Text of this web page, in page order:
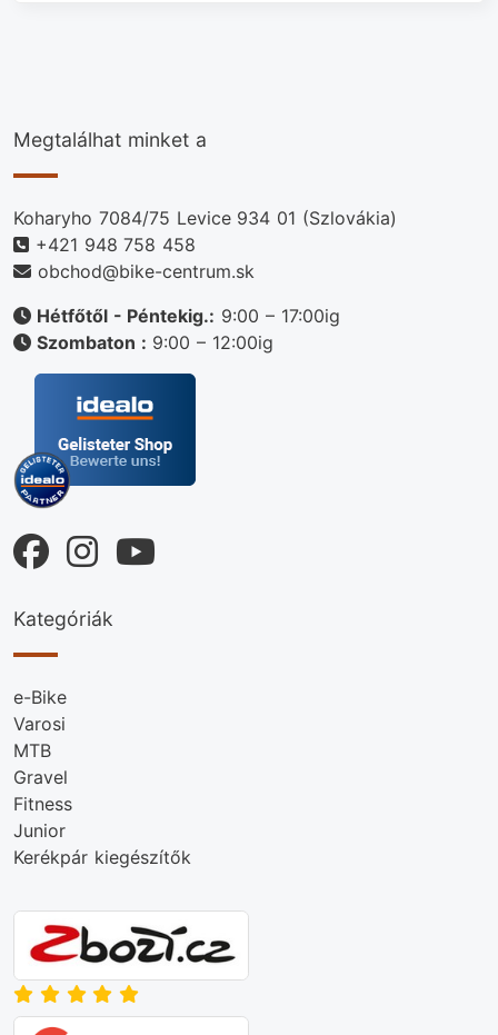
Megtalálhat minket a
Koharyho 7084/75 Levice 934 01 (Szlovákia)
+421 948 758 458
obchod@bike-centrum.sk
Hétfőtől - Péntekig.: 9:00 – 17:00ig
Szombaton : 9:00 – 12:00ig
Kategóriák
e-Bike
Varosi
MTB
Gravel
Fitness
Junior
Kerékpár kiegészítők